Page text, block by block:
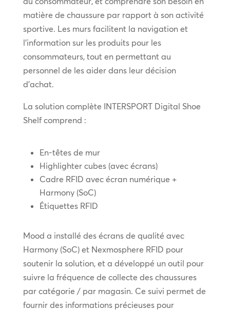
matière de chaussure par rapport à son activité
sportive. Les murs facilitent la navigation et
l’information sur les produits pour les
consommateurs, tout en permettant au
personnel de les aider dans leur décision
d’achat.
La solution complète INTERSPORT Digital Shoe
Shelf comprend :
En-têtes de mur
Highlighter cubes (avec écrans)
Cadre RFID avec écran numérique +
Harmony (SoC)
Étiquettes RFID
Mood a installé des écrans de qualité avec
Harmony (SoC) et Nexmosphere RFID pour
soutenir la solution, et a développé un outil pour
suivre la fréquence de collecte des chaussures
par catégorie / par magasin. Ce suivi permet de
fournir des informations précieuses pour